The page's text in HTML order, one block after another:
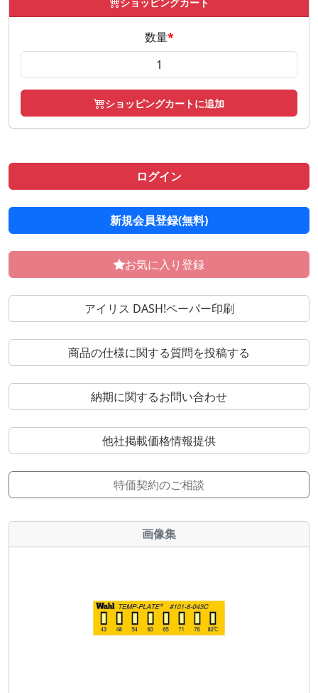
数量*
ショッピングカートに追加
ログイン
新規会員登録(無料)
お気に入り登録
アイリス DASH!ペーパー印刷
商品の仕様に関する質問を投稿する
納期に関するお問い合わせ
他社掲載価格情報提供
特価契約のご相談
画像集